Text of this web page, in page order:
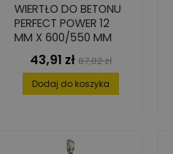
WIERTŁO DO BETONU
PERFECT POWER 12
MM X 600/550 MM
Cena
43,91 zł Cena
podstawowa
87,82 zł
Dodaj do koszyka